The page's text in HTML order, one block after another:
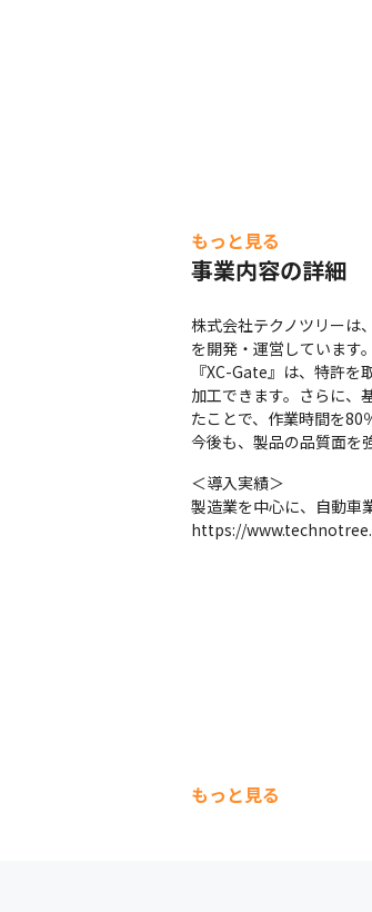
もっと見る
事業内容の詳細
株式会社テクノツリーは
を開発・運営しています。
『XC-Gate』は、特許
加工できます。さらに、
たことで、作業時間を80
今後も、製品の品質面を
＜導入実績＞
製造業を中心に、自動車
https://
もっと見る